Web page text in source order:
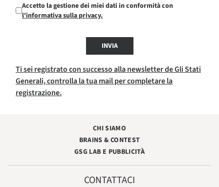
Accetto la gestione dei miei dati in conformità con
l'informativa sulla privacy.
INVIA
Ti sei registrato con successo alla newsletter de Gli Stati
Generali, controlla la tua mail per completare la
registrazione.
CHI SIAMO
BRAINS & CONTEST
GSG LAB E PUBBLICITÀ
CONTATTACI